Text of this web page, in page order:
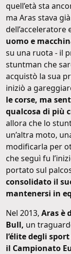
quell’età sta
ma Aras stava
dell’acceleratore
uomo e
su una ruota - il
stuntman che
acquistò la sua
iniziò a
le corse, ma
qualcosa di più
allora che lo
un’altra moto,
modificarla per
che seguì fu
portato sul
consolidato il
mantenersi in
Nel 2013, Aras è
Bull, un
l’élite degli
il Campionato